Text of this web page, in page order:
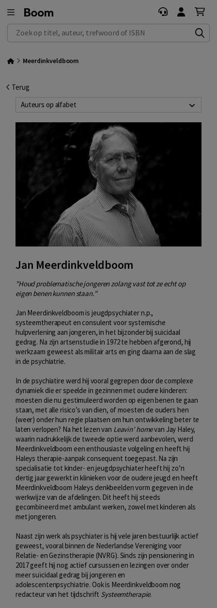
Zoek op titel, auteur, trefwoord of ISBN
Meerdinkveldboom
Terug
Auteurs op alfabet
Jan Meerdinkveldboom
"Houd problematische jongeren zolang vast tot ze echt op
eigen benen kunnen staan."
Jan Meerdinkveldboom is jeugdpsychiater n.p.,
systeemtherapeut en consulent voor systemische
hulpverlening aan jongeren, in het bijzonder bij suïcidaal
gedrag. Na zijn artsenstudie in 1972 te hebben afgerond, hij
werkzaam geweest als militair arts en ging daarna aan de slag
in de psychiatrie.
In de psychiatire werd hij vooral gegrepen door de complexe
dynamiek die er speelde in gezinnen met oudere kinderen:
moesten die nu gestimuleerd worden op eigen benen te gaan
staan, met alle risico’s van dien, of moesten de ouders hen
(weer) onder hun regie plaatsen om hun ontwikkeling beter te
laten verlopen? Na het lezen van Leavin’ homevan Jay Haley,
waarin nadrukkelijk de tweede optie werd aanbevolen, werd
Meerdinkveldboom een enthousiaste volgeling en heeft hij
Haleys therapie-aanpak consequent toegepast. Na zijn
specialisatie tot kinder- en jeugdpsychiater heeft hij zo’n
dertig jaar gewerkt in klinieken voor de oudere jeugd en heeft
Meerdinkveldboom Haleys denkbeelden vorm gegeven in de
werkwijze van de afdelingen. Dit heeft hij steeds
gecombineerd met ambulant werken, zowel met kinderen als
met jongeren.
Naast zijn werk als psychiater is hij vele jaren bestuurlijk actief
geweest, vooral binnen de Nederlandse Vereniging voor
Relatie- en Gezinstherapie (NVRG). Sinds zijn pensionering in
2017 geeft hij nog actief cursussen en lezingen over onder
meer suïcidaal gedrag bij jongeren en
adolescentenpsychiatrie. Ook is Meerdinkveldboom nog
redacteur van het tijdschrift Systeemtherapie.